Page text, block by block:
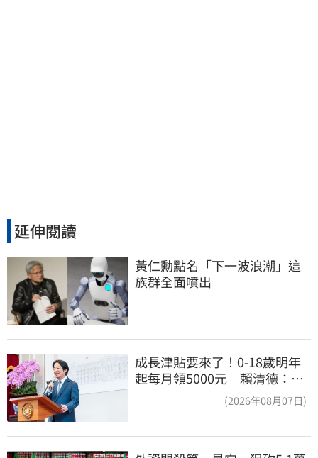
延伸閱讀
黃仁勳點名「下一波浪潮」這
族群全面噴出
成長津貼要來了！0-18歲明年
起每月領5000元 賴清德：此
(2026年08月07日)